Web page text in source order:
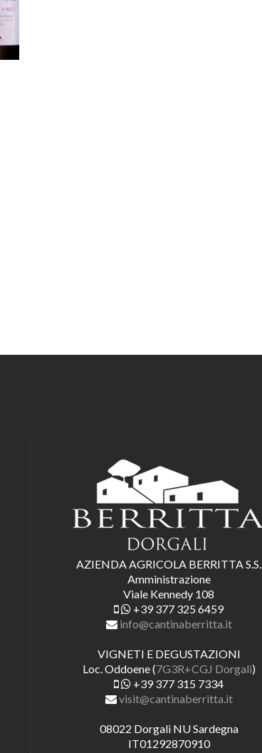
AZIENDA AGRICOLA BERRITTA S.S.
Amministrazione
Viale Kennedy 108
+39 377 325 6459
info@cantinaberritta.it
VIGNETI E DEGUSTAZIONI
Loc. Oddoene (7G3R+CGJ Dorgali)
+39 377 315 7334
visit@cantinaberritta.it
08022 Dorgali NU Sardegna
IT01292870910